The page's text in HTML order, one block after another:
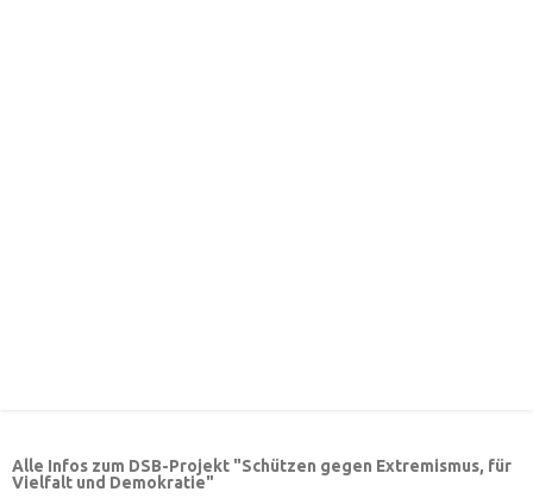
Alle Infos zum DSB-Projekt "Schützen gegen Extremismus, für
Vielfalt und Demokratie"